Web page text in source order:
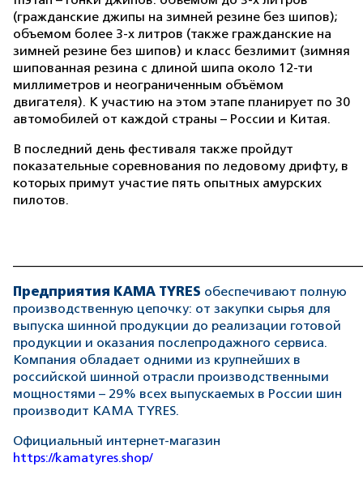
(гражданские джипы на зимней резине без шипов);
объемом более 3-х литров (также гражданские на
зимней резине без шипов) и класс безлимит (зимняя
шипованная резина с длиной шипа около 12-ти
миллиметров и неограниченным объёмом
двигателя). К участию на этом этапе планирует по 30
автомобилей от каждой страны – России и Китая.
В последний день фестиваля также пройдут
показательные соревнования по ледовому дрифту, в
которых примут участие пять опытных амурских
пилотов.
Предприятия KAMA TYRES обеспечивают полную
производственную цепочку: от закупки сырья для
выпуска шинной продукции до реализации готовой
продукции и оказания послепродажного сервиса.
Компания обладает одними из крупнейших в
российской шинной отрасли производственными
мощностями – 29% всех выпускаемых в России шин
производит KAMA TYRES.
Официальный интернет-магазин
https://kamatyres.shop/